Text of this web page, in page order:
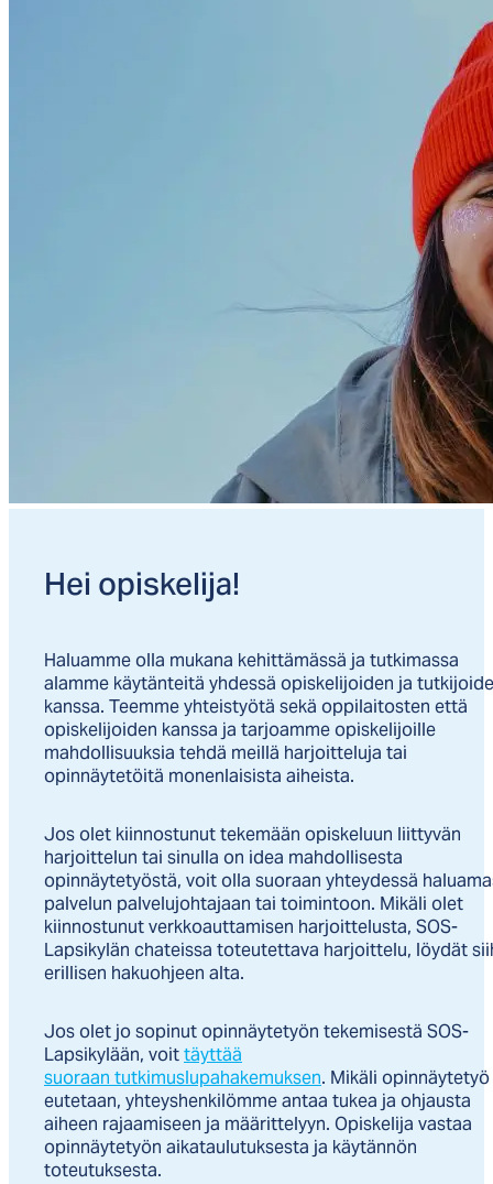
Hei opis­ke­li­ja!
Haluamme olla mukana kehittämässä ja tutkimassa
alamme käytänteitä yhdessä opiskelijoiden ja
kanssa. Teemme yhteistyötä sekä oppilaitosten että
opiskelijoiden kanssa ja tarjoamme opiskelijoille
mahdollisuuksia tehdä meillä harjoitteluja tai
opinnäytetöitä monenlaisista aiheista.
Jos olet kiinnostunut tekemään opiskeluun liittyvän
harjoittelun tai sinulla on idea mahdollisesta
opinnäytetyöstä, voit olla suoraan yhteydessä
palvelun palvelujohtajaan tai toimintoon. Mikäli olet
kiinnostunut verkkoauttamisen harjoittelusta, SOS-
Lapsikylän chateissa toteutettava harjoittelu, löydät
erillisen hakuohjeen alta.
Jos olet jo sopinut opinnäytetyön tekemisestä SOS-
Lapsikylään, voittäyttää
suoraan tutkimuslupahakemuksen. Mikäli
eutetaan, yhteyshenkilömme antaa tukea ja ohjausta
aiheen rajaamiseen ja määrittelyyn. Opiskelija vastaa
opinnäytetyön aikataulutuksesta ja käytännön
toteutuksesta.